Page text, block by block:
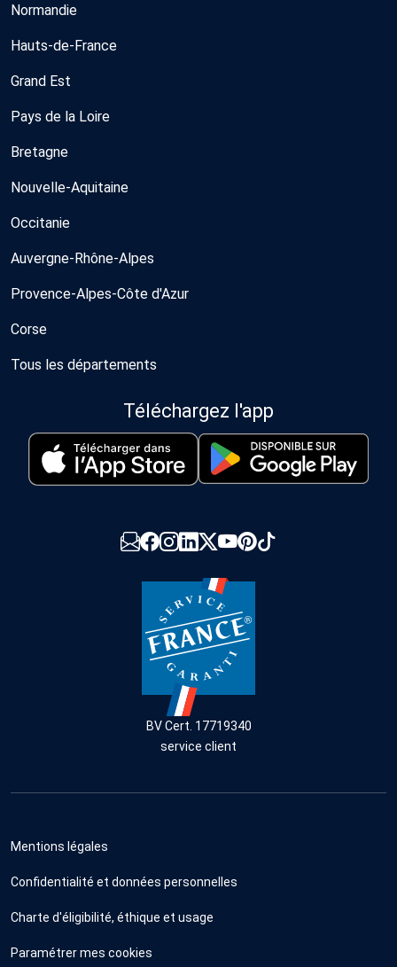
Normandie
Hauts-de-France
Grand Est
Pays de la Loire
Bretagne
Nouvelle-Aquitaine
Occitanie
Auvergne-Rhône-Alpes
Provence-Alpes-Côte d'Azur
Corse
Tous les départements
Téléchargez l'app
BV Cert. 17719340
service client
Mentions légales
Confidentialité et données personnelles
Charte d'éligibilité, éthique et usage
Paramétrer mes cookies